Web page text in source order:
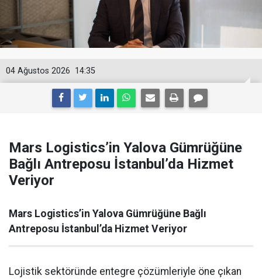
14:35
04 Ağustos 2026
Mars Logistics’in Yalova Gümrüğüne
Bağlı Antreposu İstanbul’da Hizmet
Veriyor
Mars Logistics’in Yalova Gümrüğüne Bağlı
Antreposu İstanbul’da Hizmet Veriyor
Lojistik sektöründe entegre çözümleriyle öne çıkan